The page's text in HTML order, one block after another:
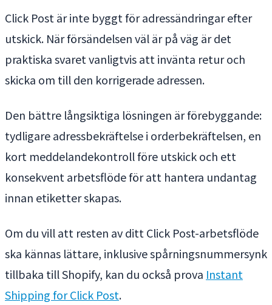
Click Post är inte byggt för adressändringar efter
utskick. När försändelsen väl är på väg är det
praktiska svaret vanligtvis att invänta retur och
skicka om till den korrigerade adressen.
Den bättre långsiktiga lösningen är förebyggande:
tydligare adressbekräftelse i orderbekräftelsen, en
kort meddelandekontroll före utskick och ett
konsekvent arbetsflöde för att hantera undantag
innan etiketter skapas.
Om du vill att resten av ditt Click Post-arbetsflöde
ska kännas lättare, inklusive spårningsnummersynk
tillbaka till Shopify, kan du också prova Instant
Shipping for Click Post.